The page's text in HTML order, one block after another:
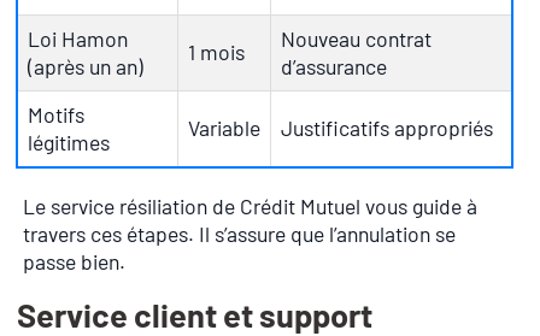
Loi Hamon
(après un an)
1 mois
Nouveau contrat
d’assurance
Motifs
légitimes
Variable Justificatifs appropriés
Le service résiliation de Crédit Mutuel vous guide à
travers ces étapes. Il s’assure que l’annulation se
passe bien.
Service client et support